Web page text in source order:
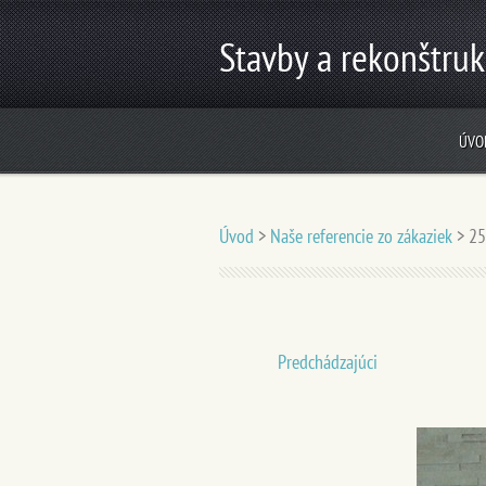
Stavby a
Úvod > Naše referencie zo zákaziek >
Predchádzajúci